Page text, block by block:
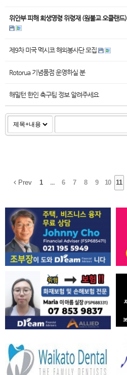
위안부 피해 희생영령 위령재 (원불교 오클랜드)
제9차 미국 멕시코 해외봉사단 모집
Rotorua 기념품점 운영하실 분
해밀턴 한인 축구팀 정보 알려주세요
Prev 1 ... 6 7 8 9 10 11